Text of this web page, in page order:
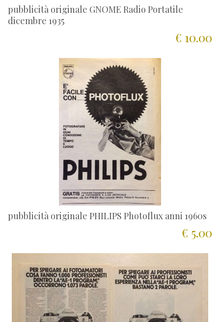
pubblicità originale GNOME Radio Portatile
dicembre 1935
€ 10.00
pubblicità originale PHILIPS Photoflux anni 1960s
€ 5.00